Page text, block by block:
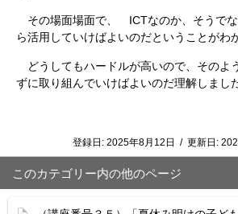
その場面場面で、 ICTなのか、そうでな
ら活用していけばよいのだということがわ
どうしてもハードルが高いので、そのよ
ずに取り組んでいけばよいのだ理解しました
登録日: 2025年8月12日 / 更新日:
このカテゴリー内の他のページ